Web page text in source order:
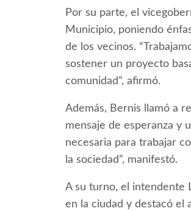
Por su parte, el
Municipio, poniendo
de los vecinos.
sostener un proyecto
comunidad”, afirmó.
Además, Bernis llamó a
mensaje de esperanza y
necesaria para trabajar
la sociedad”, manifestó.
A su turno, el intendente
en la ciudad y destacó el